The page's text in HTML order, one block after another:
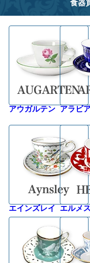
食器
アウガルテン アラビ
エインズレイ エルメス